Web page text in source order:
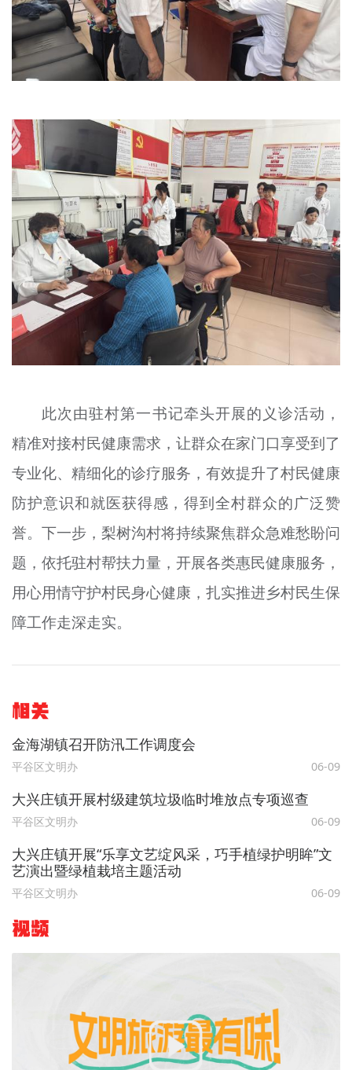
此次由驻村第一书记牵头开展的义诊活动，
精准对接村民健康需求，让群众在家门口享受到了
专业化、精细化的诊疗服务，有效提升了村民健康
防护意识和就医获得感，得到全村群众的广泛赞
誉。下一步，梨树沟村将持续聚焦群众急难愁盼问
题，依托驻村帮扶力量，开展各类惠民健康服务，
用心用情守护村民身心健康，扎实推进乡村民生保
障工作走深走实。
相关
金海湖镇召开防汛工作调度会
平谷区文明办 06-09
大兴庄镇开展村级建筑垃圾临时堆放点专项巡查
平谷区文明办 06-09
大兴庄镇开展“乐享文艺绽风采，巧手植绿护明眸”文
艺演出暨绿植栽培主题活动
平谷区文明办 06-09
视频